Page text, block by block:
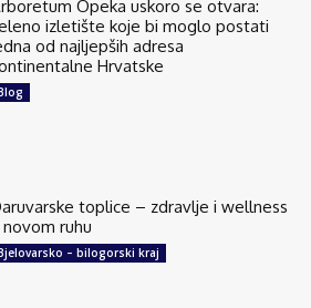
Opeka uskoro se otvara:
izletište koje bi moglo postati
od najljepših adresa
Hrvatske
toplice – zdravlje i wellness
novom ruhu
– bilogorski kraj